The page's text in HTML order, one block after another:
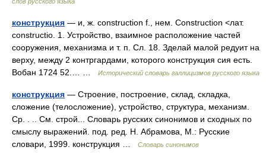
конструкция — и, ж. construction f., нем. Construction <лат.
constructio. 1. Устройство, взаимное расположение частей
сооружения, механизма и т. п. Сл. 18. Зделай малой редуит на
верху, между 2 контргардами, которого конструкция сия есть.
Вобан 1724 52.… …
Исторический словарь галлицизмов русского языка
конструкция — Строение, построение, склад, складка,
сложение (телосложение), устройство, структура, механизм.
Ср. . .. См. строй... Словарь русских синонимов и сходных по
смыслу выражений. под. ред. Н. Абрамова, М.: Русские
словари, 1999. конструкция …
Словарь синонимов